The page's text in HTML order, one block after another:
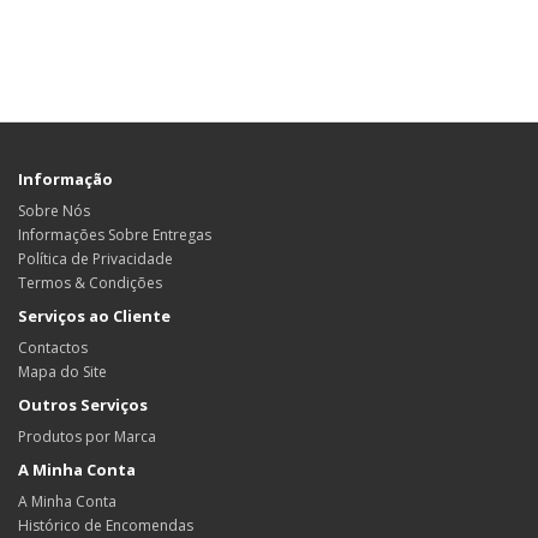
Informação
Sobre Nós
Informações Sobre Entregas
Política de Privacidade
Termos & Condições
Serviços ao Cliente
Contactos
Mapa do Site
Outros Serviços
Produtos por Marca
A Minha Conta
A Minha Conta
Histórico de Encomendas